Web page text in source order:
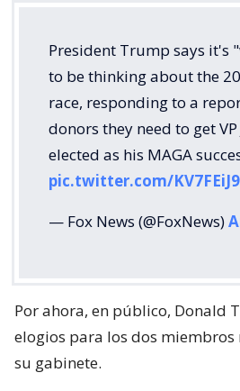
President Trump says it's
to be thinking about the
race, responding to a
donors they need to get VP
elected as his MAGA
pic.twitter.com/
— Fox News (@FoxNews)
Por ahora, en público, Donald
elogios para los dos
su gabinete.